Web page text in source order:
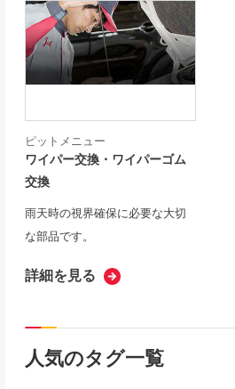
ピットメニュー
ワイパー交換・ワイパーゴム
交換
雨天時の視界確保に必要な大切
な部品です。
詳細を見る
人気のタグ一覧